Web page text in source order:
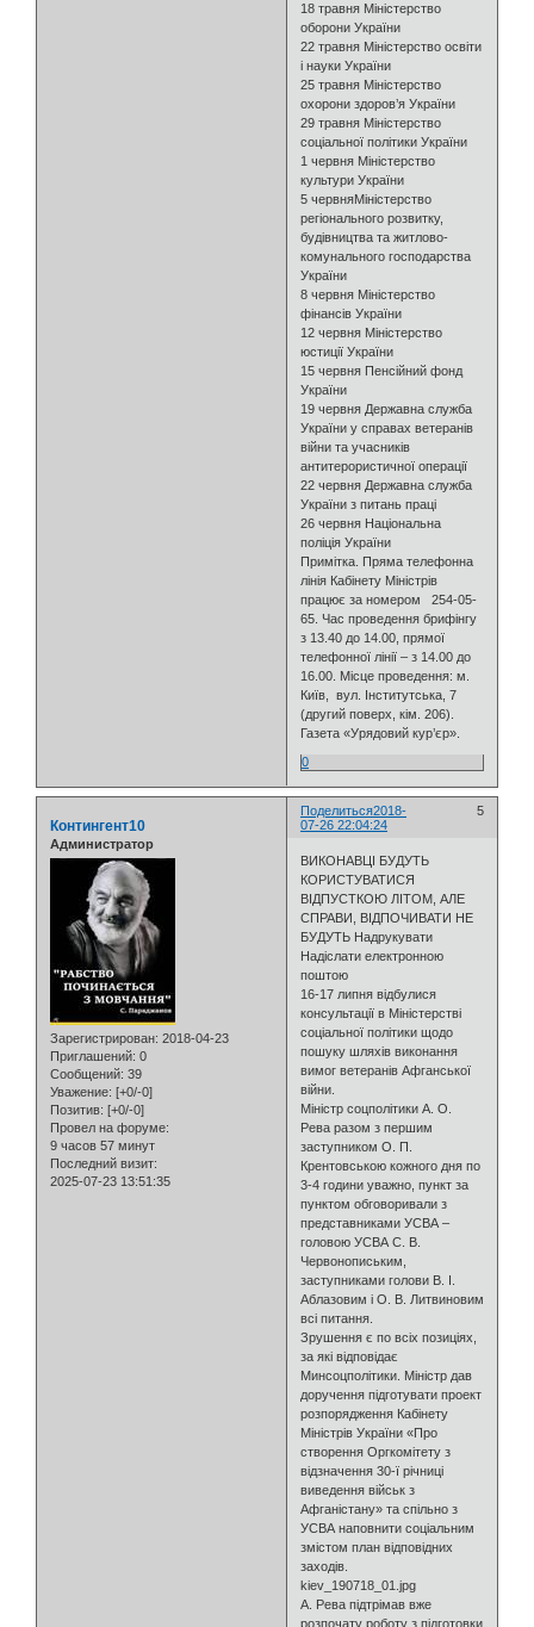
18 травня Міністерство
оборони України
22 травня Міністерство освіти
і науки України
25 травня Міністерство
охорони здоров’я України
29 травня Міністерство
соціальної політики України
1 червня Міністерство
культури України
5 червняМіністерство
регіонального розвитку,
будівництва та житлово-
комунального господарства
України
8 червня Міністерство
фінансів України
12 червня Міністерство
юстиції України
15 червня Пенсійний фонд
України
19 червня Державна служба
України у справах ветеранів
війни та учасників
антитерористичної операції
22 червня Державна служба
України з питань праці
26 червня Національна
поліція України
Примітка. Пряма телефонна
лінія Кабінету Міністрів
працює за номером 254-05-
65. Час проведення брифінгу
з 13.40 до 14.00, прямої
телефонної лінії – з 14.00 до
16.00. Місце проведення: м.
Київ, вул. Інститутська, 7
(другий поверх, кім. 206).
Газета «Урядовий кур’єр».
0
Поделиться 5
2018-
07-26 22:04:24
Контингент10
Администратор
Зарегистрирован: 2018-04-23
Приглашений: 0
Сообщений: 39
Уважение: [+0/-0]
Позитив: [+0/-0]
Провел на форуме:
9 часов 57 минут
Последний визит:
2025-07-23 13:51:35
ВИКОНАВЦІ БУДУТЬ
КОРИСТУВАТИСЯ
ВІДПУСТКОЮ ЛІТОМ, АЛЕ
СПРАВИ, ВІДПОЧИВАТИ НЕ
БУДУТЬ Надрукувати
Надіслати електронною
поштою
16-17 липня відбулися
консультації в Міністерстві
соціальної політики щодо
пошуку шляхів виконання
вимог ветеранів Афганської
війни.
Міністр соцполітики А. О.
Рева разом з першим
заступником О. П.
Крентовською кожного дня по
3-4 години уважно, пункт за
пунктом обговоривали з
представниками УСВА –
головою УСВА С. В.
Червонопиським,
заступниками голови В. І.
Аблазовим і О. В. Литвиновим
всі питання.
Зрушення є по всіх позиціях,
за які відповідає
Минсоцполітики. Міністр дав
доручення підготувати проект
розпорядження Кабінету
Міністрів України «Про
створення Оргкомітету з
відзначення 30-ї річниці
виведення військ з
Афганістану» та спільно з
УСВА наповнити соціальним
змістом план відповідних
заходів.
kiev_190718_01.jpg
А. Рева підтрімав вже
розпочату роботу з підготовки